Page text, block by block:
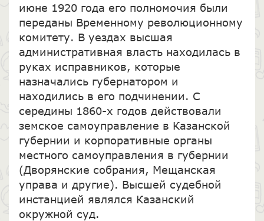
июне 1920 года его полномочия были
переданы Временному революционному
комитету. В уездах высшая
административная власть находилась в
руках исправников, которые
назначались губернатором и
находились в его подчинении. С
середины 1860-х годов действовали
земское самоуправление в Казанской
губернии и корпоративные органы
местного самоуправления в губернии
(Дворянские собрания, Мещанская
управа и другие). Высшей судебной
инстанцией являлся Казанский
окружной суд.